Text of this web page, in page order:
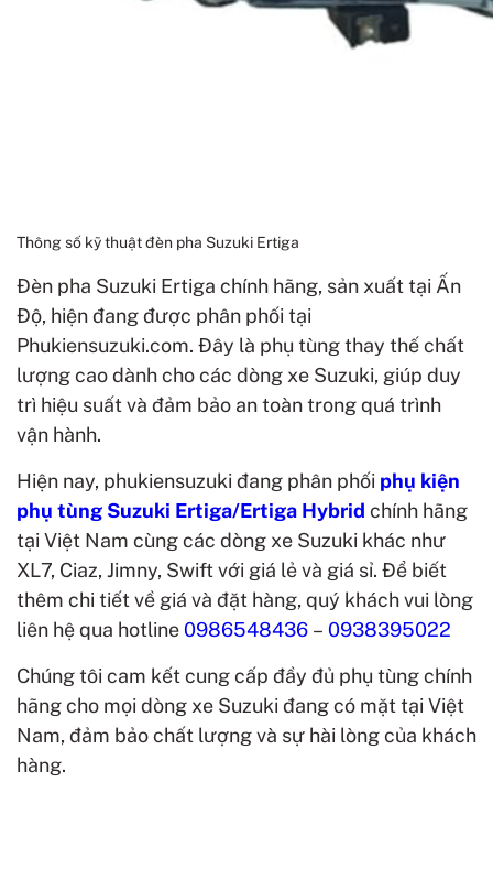
Thông số kỹ thuật đèn pha Suzuki Ertiga
Đèn pha Suzuki Ertiga chính hãng, sản xuất tại Ấn
Độ, hiện đang được phân phối tại
Phukiensuzuki.com. Đây là phụ tùng thay thế chất
lượng cao dành cho các dòng xe Suzuki, giúp duy
trì hiệu suất và đảm bảo an toàn trong quá trình
vận hành.
Hiện nay, phukiensuzuki đang phân phối phụ kiện
phụ tùng Suzuki Ertiga/Ertiga Hybrid chính hãng
tại Việt Nam cùng các dòng xe Suzuki khác như
XL7, Ciaz, Jimny, Swift với giá lẻ và giá sỉ. Để biết
thêm chi tiết về giá và đặt hàng, quý khách vui lòng
liên hệ qua hotline0986548436 – 0938395022
Chúng tôi cam kết cung cấp đầy đủ phụ tùng chính
hãng cho mọi dòng xe Suzuki đang có mặt tại Việt
Nam, đảm bảo chất lượng và sự hài lòng của khách
hàng.